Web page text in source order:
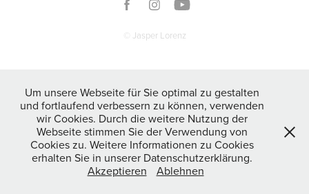
© Jasper Lorenz
Um unsere Webseite für Sie optimal zu gestalten
und fortlaufend verbessern zu können, verwenden
wir Cookies. Durch die weitere Nutzung der
Webseite stimmen Sie der Verwendung von
Cookies zu. Weitere Informationen zu Cookies
erhalten Sie in unserer Datenschutzerklärung.
Akzeptieren
Ablehnen